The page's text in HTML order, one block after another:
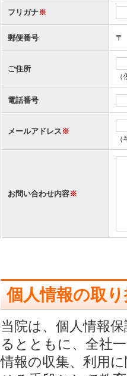
フリガナ※
郵便番号
ご住所
電話番号
メールアドレス ※
お問い合わせ内容※
個人情報の取
当院は、個人情報
るとともに、全社
情報の収集、利用